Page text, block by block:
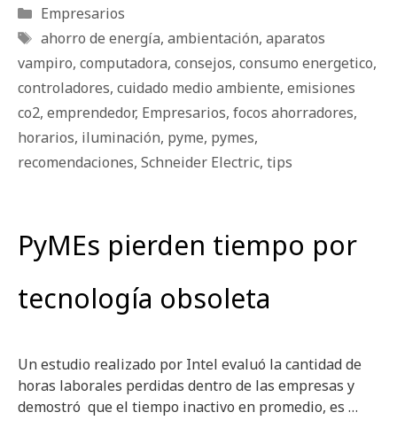
Categorías
Empresarios
Etiquetas
ahorro de energía, ambientación, aparatos
vampiro, computadora, consejos, consumo energetico,
controladores, cuidado medio ambiente, emisiones
co2, emprendedor, Empresarios, focos ahorradores,
horarios, iluminación, pyme, pymes,
recomendaciones, Schneider Electric, tips
PyMEs pierden tiempo por
tecnología obsoleta
Un estudio realizado por Intel evaluó la cantidad de
horas laborales perdidas dentro de las empresas y
demostró que el tiempo inactivo en promedio, es …